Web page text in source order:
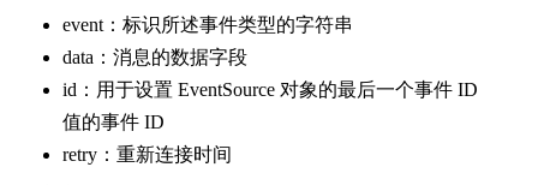
event：标识所述事件类型的字符串
data：消息的数据字段
id：用于设置 EventSource 对象的最后一个事件 ID
值的事件 ID
retry：重新连接时间